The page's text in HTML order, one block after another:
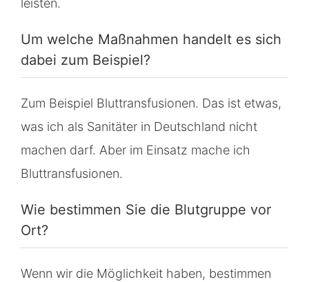
leisten.
Um welche Maßnahmen handelt es sich
dabei zum Beispiel?
Zum Beispiel Bluttransfusionen. Das ist etwas,
was ich als Sanitäter in Deutschland nicht
machen darf. Aber im Einsatz mache ich
Bluttransfusionen.
Wie bestimmen Sie die Blutgruppe vor
Ort?
Wenn wir die Möglichkeit haben, bestimmen